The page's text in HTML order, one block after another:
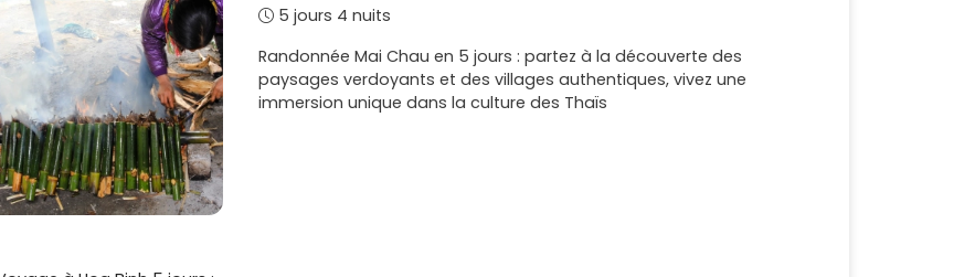
5 jours 4 nuits
Randonnée Mai Chau en 5 jours : partez à la découverte des
paysages verdoyants et des villages authentiques, vivez une
immersion unique dans la culture des Thaïs